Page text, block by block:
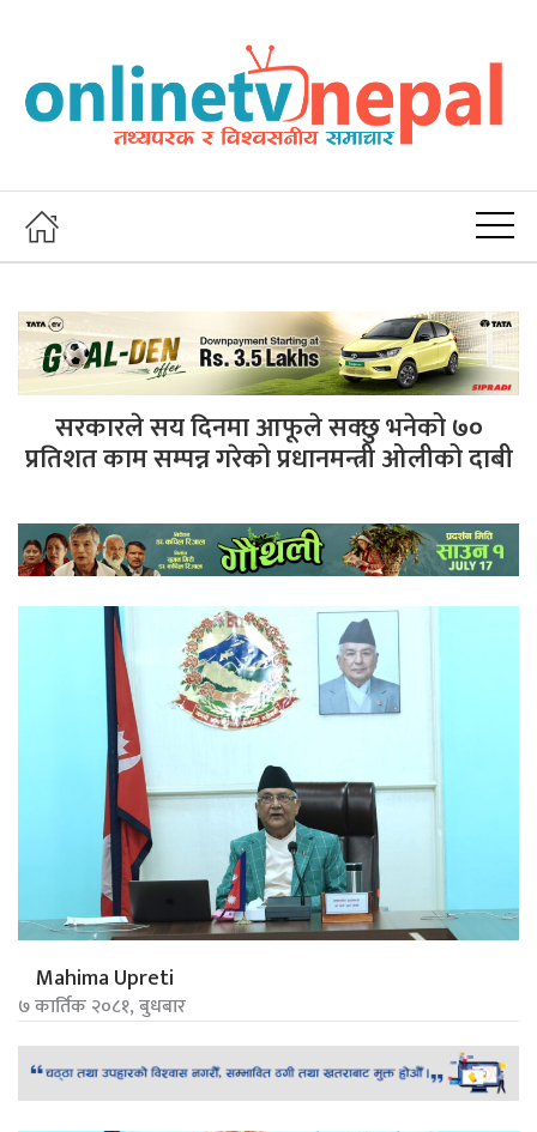
सरकारले सय दिनमा आफूले सक्छु भनेको ७०
प्रतिशत काम सम्पन्न गरेको प्रधानमन्त्री ओलीको दाबी
Mahima Upreti
७ कार्तिक २०८१, बुधबार